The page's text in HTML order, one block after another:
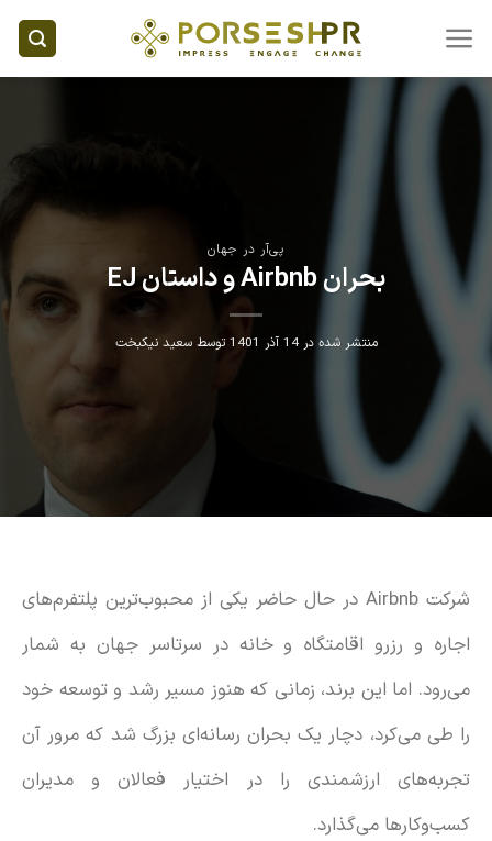
content
پی‌آر در جهان
بحران Airbnb و داستان EJ
منتشر شده در14 آذر 1401 توسطسعید نیکبخت
شرکت Airbnb در حال حاضر یکی از محبو‌ب‌ترین پلتفرم‌های
اجاره و رزرو اقامتگاه و خانه در سرتاسر جهان به شمار
می‌رود. اما این برند، زمانی که هنوز مسیر رشد و توسعه خود
را طی می‌کرد، دچار یک بحران رسانه‌ای بزرگ شد که مرور آن
تجربه‌های ارزشمندی را در اختیار فعالان و مدیران
کسب‌وکارها می‌گذارد.